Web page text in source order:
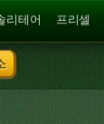
리테어 프리셀